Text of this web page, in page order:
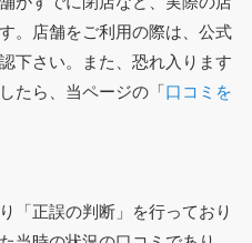
。店舗をご利用の際は、公式
下さい。また、恐れ入ります
たら、当ページの「口コミを
「正誤の判断」を行っており